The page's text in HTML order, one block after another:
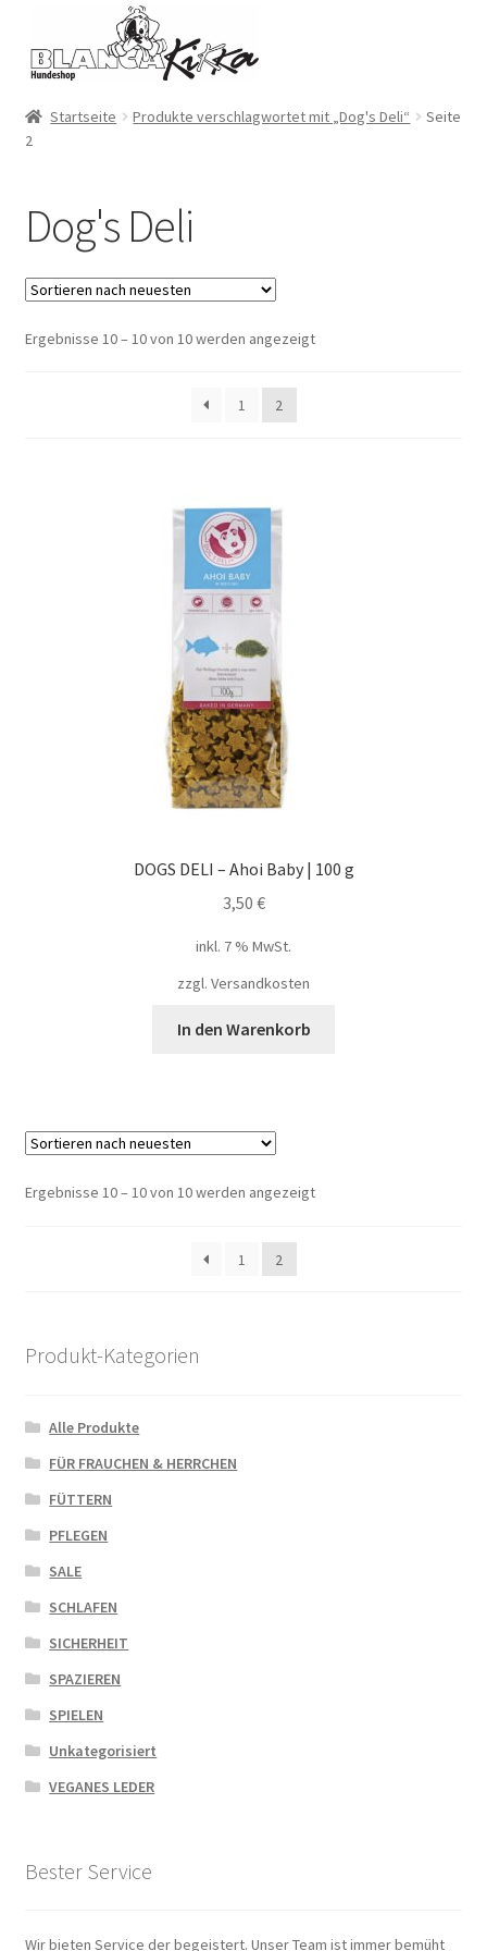
Navigation
springen
Inhalt
springen
Startseite Produkte verschlagwortet mit „Dog's Deli“
Seite
2
Dog's Deli
Ergebnisse 10 – 10 von 10 werden angezeigt
1 2
DOGS DELI – Ahoi Baby | 100 g
3,50 €
inkl. 7 % MwSt.
zzgl. Versandkosten
In den Warenkorb
Ergebnisse 10 – 10 von 10 werden angezeigt
1 2
Produkt-Kategorien
Alle Produkte
FÜR FRAUCHEN & HERRCHEN
FÜTTERN
PFLEGEN
SALE
SCHLAFEN
SICHERHEIT
SPAZIEREN
SPIELEN
Unkategorisiert
VEGANES LEDER
Bester Service
Wir bieten Service der begeistert. Unser Team ist immer bemüht